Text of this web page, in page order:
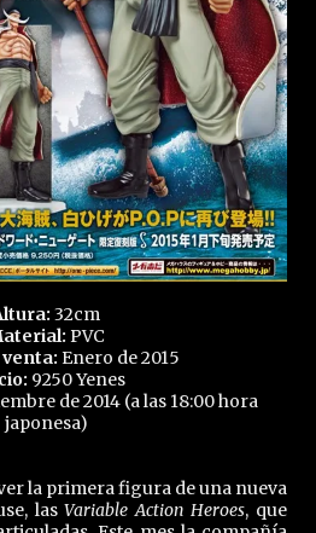
32cm
PVC
venta: Enero de 2015
9250 Yenes
de 2014 (a las 18:00 hora
japonesa)
la primera figura de una nueva
lasVariable Action Heroes, que